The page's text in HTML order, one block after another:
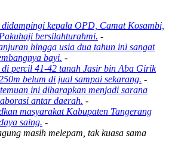
kepala OPD, Camat Kosambi,
bersilahturahmi. -
hingga usia dua tahun ini sangat
bayi. -
percil 41-42 tanah Jasir bin Aba Girik
belum di jual sampai sekarang. -
ini diharapkan menjadi sarana
antar daerah. -
masyarakat Kabupaten Tangerang
saing. -
masih melepam, tak kuasa sama